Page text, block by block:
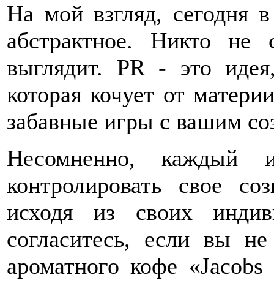
На мой взгляд, сегодня
абстрактное. Никто
выглядит. PR - это
которая кочует от
забавные игры с вашим
Несомненно, каждый
контролировать свое
исходя из своих
согласитесь, если вы
ароматного кофе